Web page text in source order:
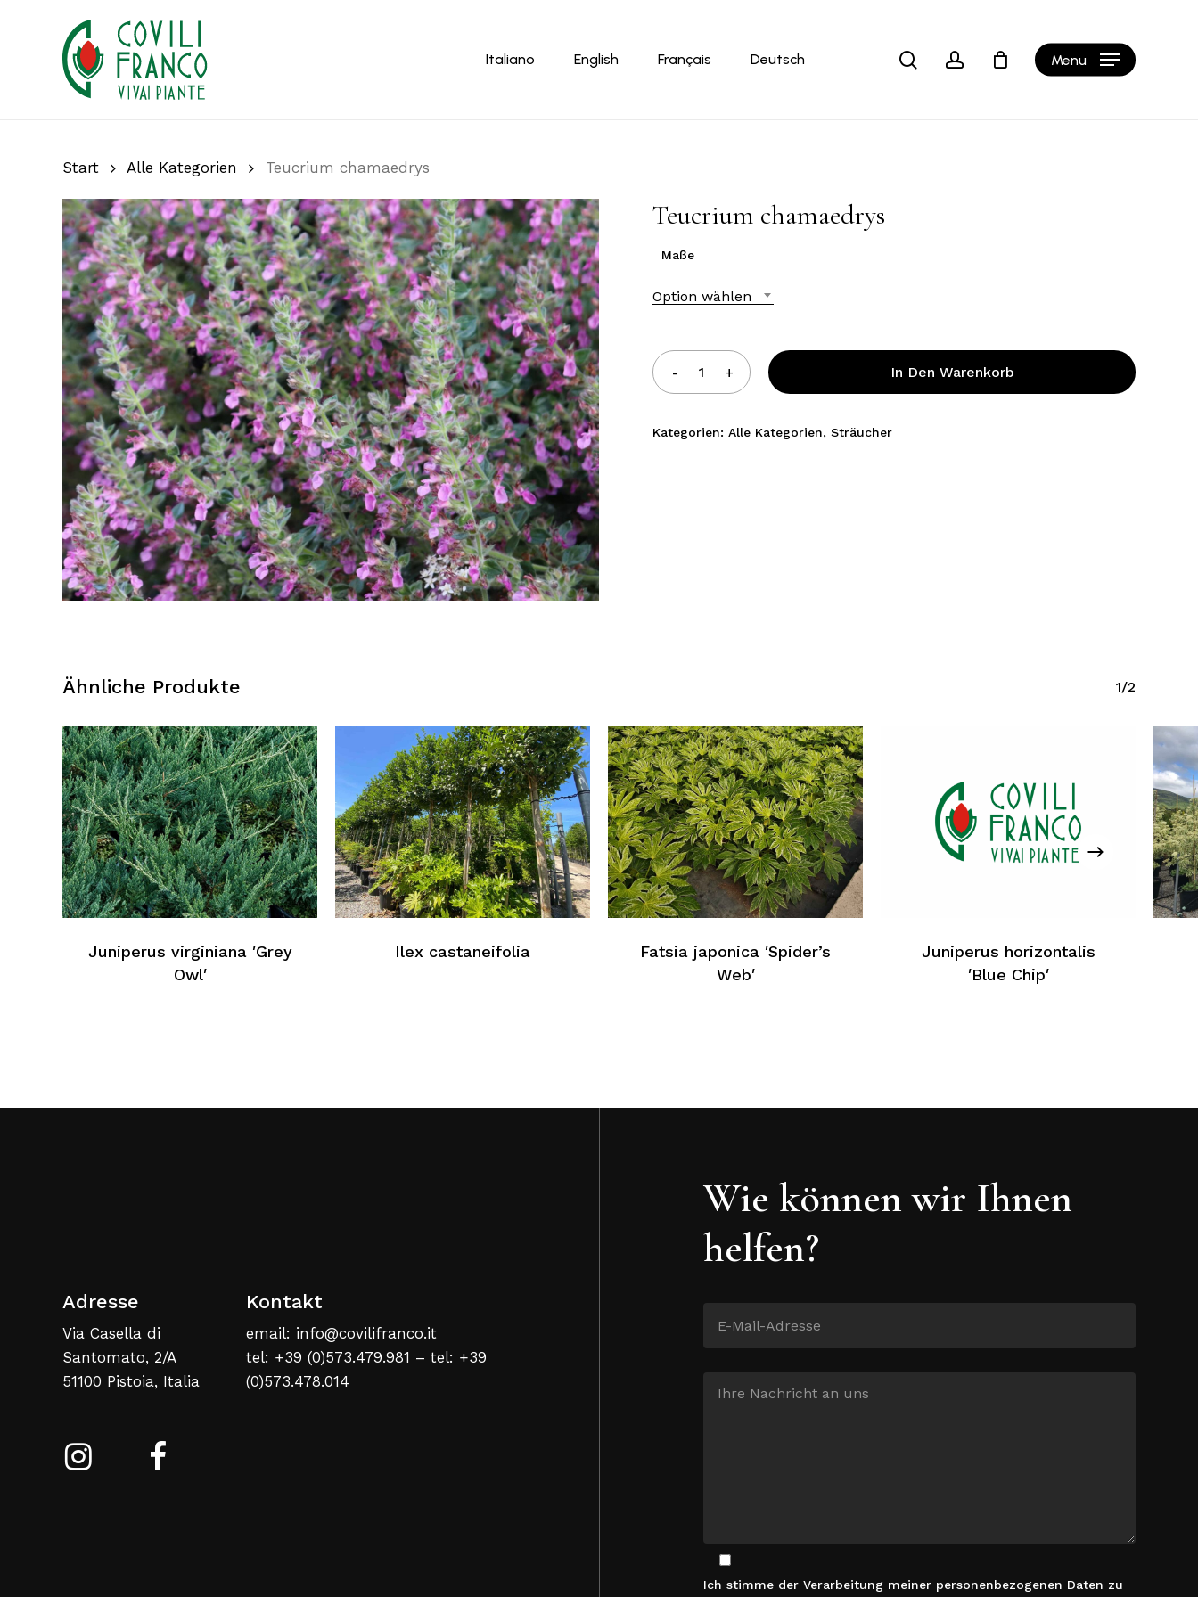
Italiano English Français Deutsch searchaccount Menu Cart
Kein Produkt im Warenkorb
Start Alle Kategorien Teucrium chamaedrys
Teucrium chamaedrys
Maße
Option wählen
In Den Warenkorb
Kategorien:Alle Kategorien,Sträucher
Ähnliche Produkte 1/2
Juniperus virginiana ′Grey
Owl′
Ilex castaneifolia
Fatsia japonica ′Spider’s
Web′
Juniperus horizontalis
′Blue Chip′
Adresse
Via Casella di
Santomato, 2/A
51100 Pistoia, Italia
Kontakt
email: info@covilifranco.it
tel: +39 (0)573.479.981 – tel: +39
(0)573.478.014
Wie können wir Ihnen
helfen?
Ich stimme der Verarbeitung meiner personenbezogenen Daten zu